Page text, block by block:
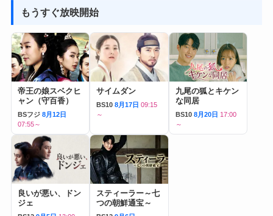
もうすぐ放映開始
帝王の娘スベクヒ
ャン（守百香）
BSフジ 8月12日
07:55～
サイムダン
BS10 8月17日 09:15
～
九尾の狐とキケン
な同居
BS10 8月20日 17:00
～
良いが悪い、ドン
ジェ
スティーラー～七
つの朝鮮通宝～